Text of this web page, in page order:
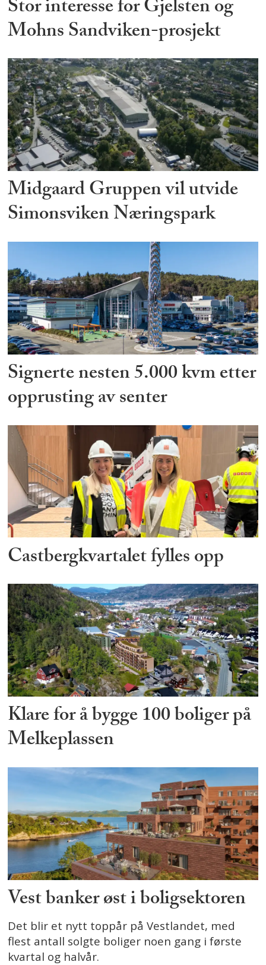
Stor interesse for Gjelsten og
Mohns Sandviken-prosjekt
Midgaard Gruppen vil utvide
Simonsviken Næringspark
Signerte nesten 5.000 kvm etter
opprusting av senter
Castbergkvartalet fylles opp
Klare for å bygge 100 boliger på
Melkeplassen
Vest banker øst i boligsektoren
Det blir et nytt toppår på Vestlandet, med
flest antall solgte boliger noen gang i første
kvartal og halvår.